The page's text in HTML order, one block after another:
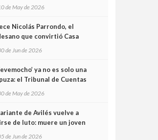
captan sus últimos
de May de 2026
Nicolás Parrondo, el
que convirtió Casa
de Jun de 2026
ya no es solo una
el Tribunal de Cuentas
de los trenes que no
por los túneles
de May de 2026
de Avilés vuelve a
de luto: muere un joven
de Jun de 2026